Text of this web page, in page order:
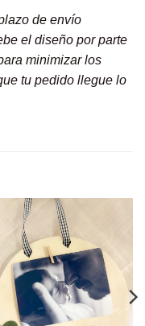
de envío
el diseño por parte
minimizar los
tu pedido llegue lo